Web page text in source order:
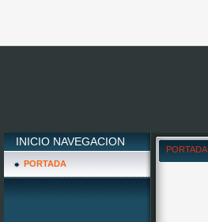
INICIO NAVEGACION
PORTADA
PORTADA